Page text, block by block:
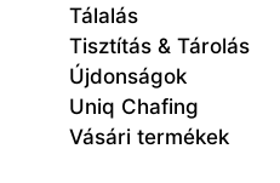
Tálalás
Tisztítás & Tárolás
Újdonságok
Uniq Chafing
Vásári termékek